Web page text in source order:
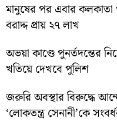
মানুষের পর এবার
বরাদ্দ প্রায় ২৭ লাখ
অভয়া কাণ্ডে পুনর্তদন্তের
খতিয়ে দেখবে পুলিশ
জরুরি অবস্থার বিরুদ্ধে
‘লোকতন্ত্র সেনানী’কে